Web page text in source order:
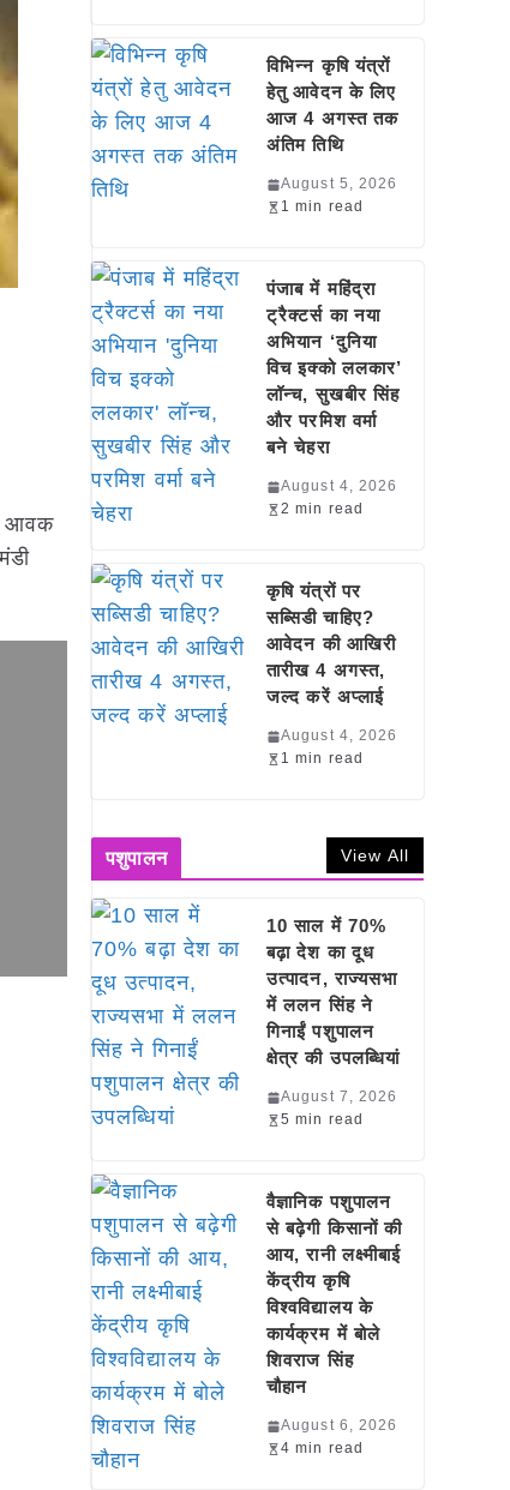
आवक
विभिन्न कृषि यंत्रों
हेतु आवेदन के लिए
आज 4 अगस्त तक
अंतिम तिथि
August 5, 2026
1 min read
पंजाब में महिंद्रा
ट्रैक्टर्स का नया
अभियान ‘दुनिया
विच इक्को ललकार’
लॉन्च, सुखबीर सिंह
और परमिश वर्मा
बने चेहरा
August 4, 2026
2 min read
कृषि यंत्रों पर
सब्सिडी चाहिए?
आवेदन की आखिरी
तारीख 4 अगस्त,
जल्द करें अप्लाई
August 4, 2026
1 min read
पशुपालन View All
10 साल में 70%
बढ़ा देश का दूध
उत्पादन, राज्यसभा
में ललन सिंह ने
गिनाईं पशुपालन
क्षेत्र की उपलब्धियां
August 7, 2026
5 min read
वैज्ञानिक पशुपालन
से बढ़ेगी किसानों की
आय, रानी लक्ष्मीबाई
केंद्रीय कृषि
विश्वविद्यालय के
कार्यक्रम में बोले
शिवराज सिंह
चौहान
August 6, 2026
4 min read